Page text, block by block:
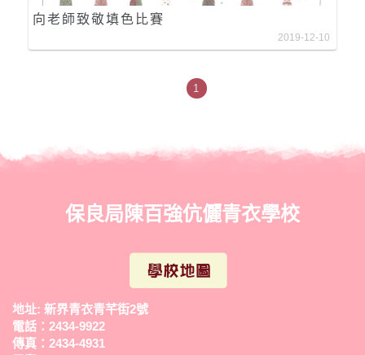
向老師致敬填色比賽
2019-12-10
1
保良局陳百強伉儷青衣學校
地址: 新界青衣青芊街2號
電話：2434-9922
傳真：2434-4931